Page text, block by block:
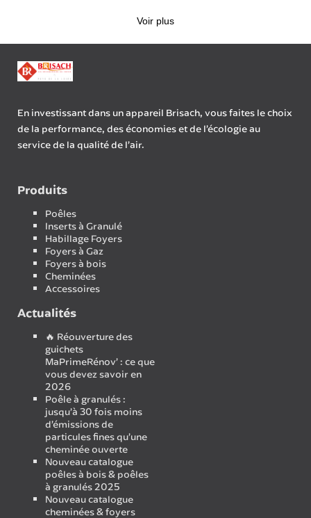
Voir plus
En investissant dans un appareil Brisach, vous faites le choix
de la performance, des économies et de l’écologie au
service de la qualité de l’air.
Produits
Poêles
Inserts à Granulé
Habillage Foyers
Foyers à Gaz
Foyers à bois
Cheminées
Accessoires
Actualités
🔥 Réouverture des
guichets
MaPrimeRénov’ : ce que
vous devez savoir en
2026
Poêle à granulés :
jusqu’à 30 fois moins
d’émissions de
particules fines qu’une
cheminée ouverte
Nouveau catalogue
poêles à bois & poêles
à granulés 2025
Nouveau catalogue
cheminées & foyers